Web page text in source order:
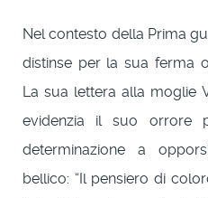
Nel contesto della Prima
distinse per la sua ferma
La sua lettera alla moglie
evidenzia il suo
determinazione a
bellico: “Il pensiero di